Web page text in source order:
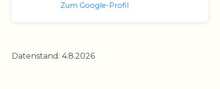
Zum Google-Profil
Datenstand: 4.8.2026